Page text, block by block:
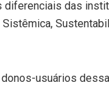
diferenciais das
usuários